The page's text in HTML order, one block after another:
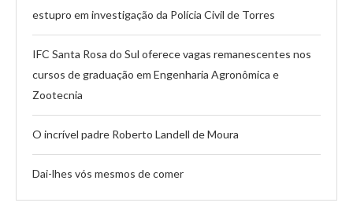
estupro em investigação da Polícia Civil de Torres
IFC Santa Rosa do Sul oferece vagas remanescentes nos
cursos de graduação em Engenharia Agronômica e
Zootecnia
O incrível padre Roberto Landell de Moura
Dai-lhes vós mesmos de comer